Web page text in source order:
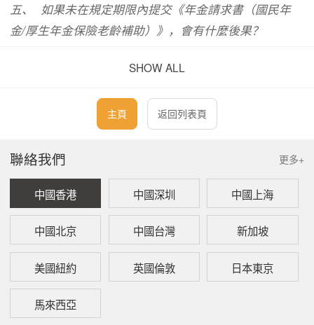
五、 如果未在規定期限內提交《年金請求書（國民年
金/厚生年金保險老齡補助）》，會有什麼後果？
之前曾一邊領取老齡厚生年金一邊就業，現在離
一邊領取厚生年金保險的老齡年金，一邊就業的
果離職後1個月內重新就職，重新參加厚生年金
保險時，根據相當於工資、獎金決定的總報酬月
額的金額及單月年金額的合計金額（過高），被
暫停支付全額或部分年金。具有領取厚生年金保
險的老齡年金權利的、不滿65歲的人士離職後，
如在公共職業安定所申請領取僱傭保險失業補
助，則從開始領取至停止領取失業補助期間，被
停止支付老齡年金。
二、 之前曾一邊領取老齡厚生年金一邊就業，離職後
想申請領取失業補助，年金方面有哪些需要同步
SHOW ALL
主頁 返回列表頁
更多+
聯絡我們
中國香港 中國深圳 中國上海
中國北京 中國台灣 新加坡
美國紐約 英國倫敦 日本東京
馬來西亞